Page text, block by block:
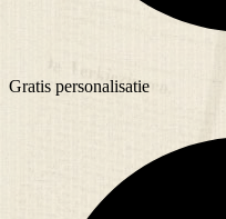
Gratis personalisatie